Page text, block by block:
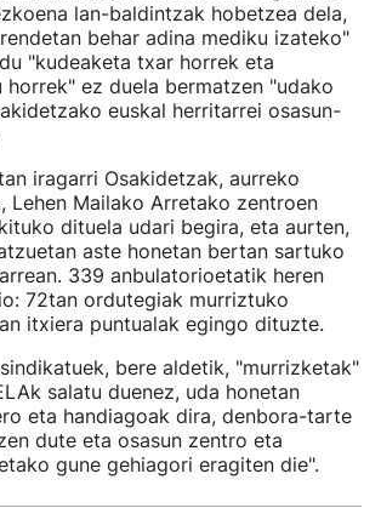
lan-baldintzak hobetzea dela,
behar adina mediku izateko"
"kudeaketa txar horrek eta
horrek" ez duela bermatzen "udako
euskal herritarrei osasun-
iragarri Osakidetzak, aurreko
Lehen Mailako Arretako zentroen
dituela udari begira, eta aurten,
aste honetan bertan sartuko
339 anbulatorioetatik heren
72tan ordutegiak murriztuko
itxiera puntualak egingo dituzte.
bere aldetik, "murrizketak"
salatu duenez, uda honetan
eta handiagoak dira, denbora-tarte
dute eta osasun zentro eta
gune gehiagori eragiten die".